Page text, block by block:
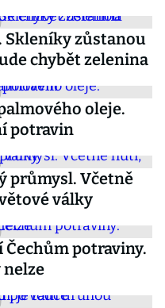
Skleníky zůstanou
chybět zelenina
oleje.
potravin
průmysl. Včetně
války
Čechům potraviny.